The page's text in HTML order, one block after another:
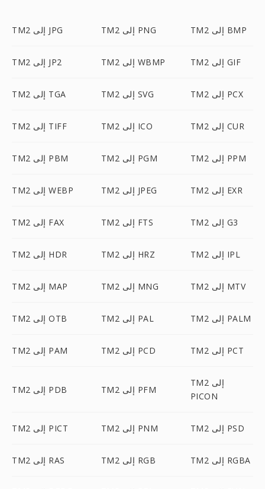
TM2 إلى JPG TM2 إلى PNG TM2 إلى BMP
TM2 إلى JP2 TM2 إلى WBMP TM2 إلى GIF
TM2 إلى TGA TM2 إلى SVG TM2 إلى PCX
TM2 إلى TIFF TM2 إلى ICO TM2 إلى CUR
TM2 إلى PBM TM2 إلى PGM TM2 إلى PPM
TM2 إلى WEBP TM2 إلى JPEG TM2 إلى EXR
TM2 إلى FAX TM2 إلى FTS TM2 إلى G3
TM2 إلى HDR TM2 إلى HRZ TM2 إلى IPL
TM2 إلى MAP TM2 إلى MNG TM2 إلى MTV
TM2 إلى OTB TM2 إلى PAL TM2 إلى PALM
TM2 إلى PAM TM2 إلى PCD TM2 إلى PCT
TM2 إلى PDB TM2 إلى PFM
TM2 إلى
PICON
TM2 إلى PICT TM2 إلى PNM TM2 إلى PSD
TM2 إلى RAS TM2 إلى RGB TM2 إلى RGBA